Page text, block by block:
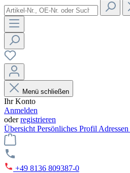
Menü schließen
Ihr Konto
Anmelden
oderregistrieren
Übersicht Persönliches Profil Adressen
+49 8136 809387-0